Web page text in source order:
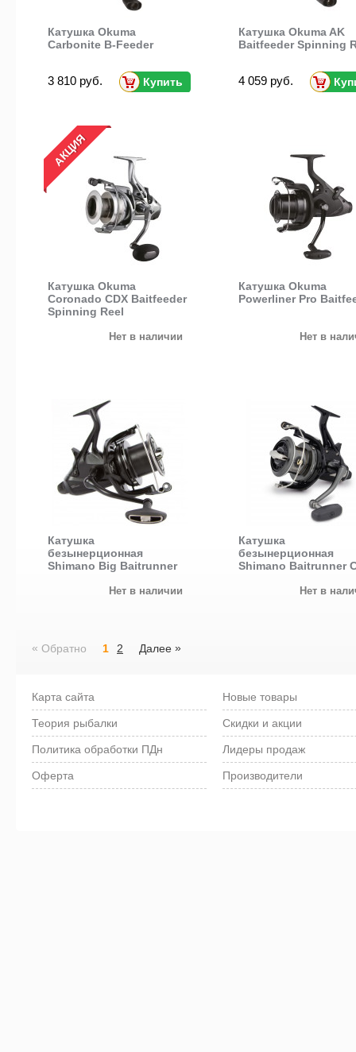
Катушка Okuma
Carbonite B-Feeder
3 810 руб. Купить
Катушка Okuma AK
Baitfeeder Spinning
4 059 руб.
АКЦИЯ
Катушка Okuma
Coronado CDX Baitfeeder
Spinning Reel
Нет в наличии
Катушка Okuma
Powerliner Pro
Нет в
Катушка
безынерционная
Shimano Big Baitrunner
Нет в наличии
Катушка
безынерционная
Shimano Baitrunner
Нет в
« Обратно 1 2 Далее »
Карта сайта
Теория рыбалки
Политика обработки ПДн
Оферта
Новые товары
Скидки и акции
Лидеры продаж
Производители